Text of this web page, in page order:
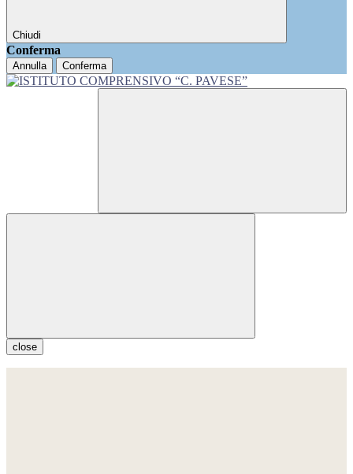
Chiudi
Conferma
Annulla Conferma
close